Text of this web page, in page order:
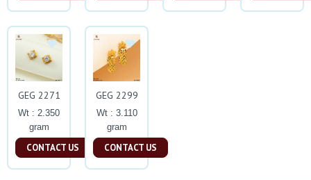
GEG 2271
Wt : 2.350
gram
CONTACT US
GEG 2299
Wt : 3.110
gram
CONTACT US